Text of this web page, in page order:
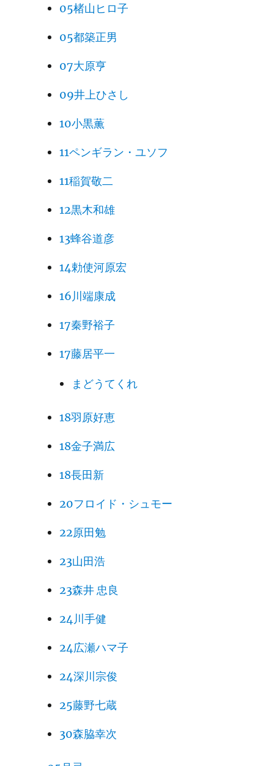
05楮山ヒロ子
05都築正男
07大原亨
09井上ひさし
10小黒薫
11ペンギラン・ユソフ
11稲賀敬二
12黒木和雄
13蜂谷道彦
14勅使河原宏
16川端康成
17秦野裕子
17藤居平一
まどうてくれ
18羽原好恵
18金子満広
18長田新
20フロイド・シュモー
22原田勉
23山田浩
23森井 忠良
24川手健
24広瀬ハマ子
24深川宗俊
25藤野七蔵
30森脇幸次